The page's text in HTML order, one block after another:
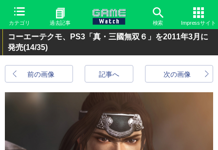
カテゴリ 過去記事 検索 Impressサイト
コーエーテクモ、PS3「真・三國無双６」を2011年3月に
発売(14/35)
前の画像 次の画像
記事へ